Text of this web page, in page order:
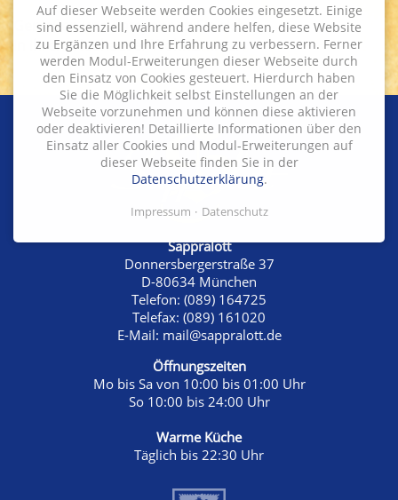
Genießen und Entspannen Sie sich
in ihrem Neuhauser Wohnzimmer.
Sappralott
Donnersbergerstraße 37
D-80634 München
Telefon: (089) 164725
Telefax: (089) 161020
E-Mail: mail@sappralott.de
Öffnungszeiten
Mo bis Sa von 10:00 bis 01:00 Uhr
So 10:00 bis 24:00 Uhr
Warme Küche
Täglich bis 22:30 Uhr
Auf dieser Webseite werden Cookies eingesetzt. Einige
sind essenziell, während andere helfen, diese Website
zu Ergänzen und Ihre Erfahrung zu verbessern. Ferner
werden Modul-Erweiterungen dieser Webseite durch
den Einsatz von Cookies gesteuert. Hierdurch haben
Sie die Möglichkeit selbst Einstellungen an der
Webseite vorzunehmen und können diese aktivieren
oder deaktivieren! Detaillierte Informationen über den
Einsatz aller Cookies und Modul-Erweiterungen auf
dieser Webseite finden Sie in der
Datenschutzerklärung.
Impressum Datenschutz